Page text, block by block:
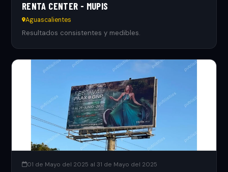
RENTA CENTER - MUPIS
Aguascalientes
Resultados consistentes y medibles.
01 de Mayo del 2025 al 31 de Mayo del 2025